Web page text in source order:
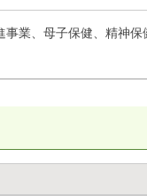
業、母子保健、精神保